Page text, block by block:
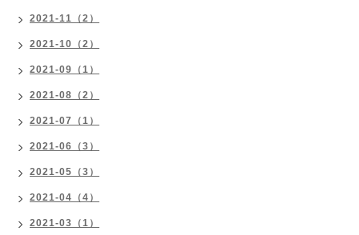
2021-11（2）
2021-10（2）
2021-09（1）
2021-08（2）
2021-07（1）
2021-06（3）
2021-05（3）
2021-04（4）
2021-03（1）